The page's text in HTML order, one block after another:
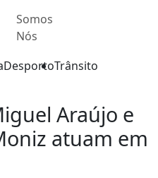
Somos
Nós
DesportoTrânsito
Araújo e
atuam em